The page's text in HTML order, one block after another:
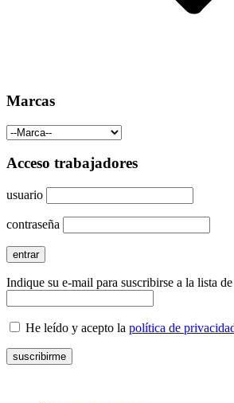
Marcas
Acceso trabajadores
usuario
contraseña
Indique su e-mail para suscribirse a la lista
He leído y acepto la política de